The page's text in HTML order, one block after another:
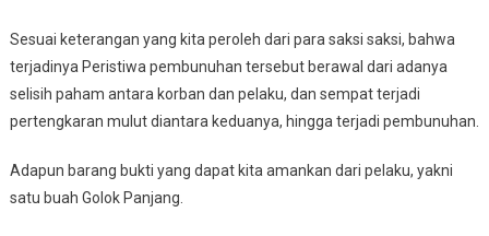
Sesuai keterangan yang kita peroleh dari para saksi saksi, bahwa
terjadinya Peristiwa pembunuhan tersebut berawal dari adanya
selisih paham antara korban dan pelaku, dan sempat terjadi
pertengkaran mulut diantara keduanya, hingga terjadi pembunuhan.
Adapun barang bukti yang dapat kita amankan dari pelaku, yakni
satu buah Golok Panjang.